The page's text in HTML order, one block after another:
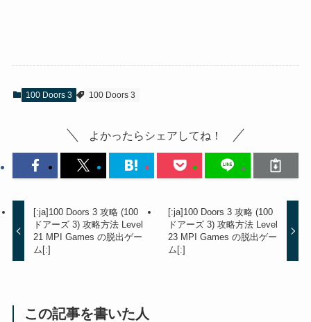
100 Doors 3 100 Doors 3
よかったらシェアしてね！
[:ja]100 Doors 3 攻略 (100
ドアーズ 3) 攻略方法 Level
21 MPI Games の脱出ゲー
ム[:]
[:ja]100 Doors 3 攻略 (100
ドアーズ 3) 攻略方法 Level
23 MPI Games の脱出ゲー
ム[:]
この記事を書いた人